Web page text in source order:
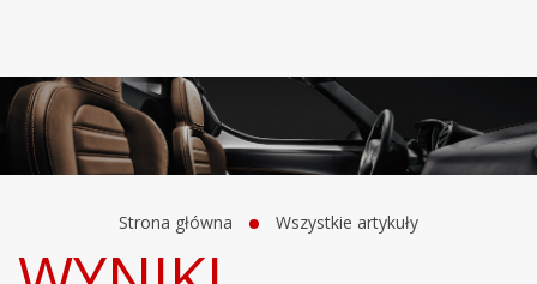
Strona główna Wszystkie artykuły